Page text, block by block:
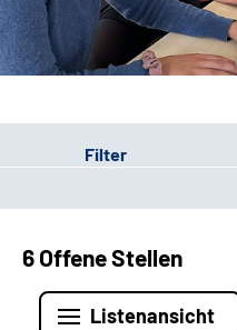
Leichte Sprache
Gebärdensprache
Filter
6 Offene Stellen
Listenansicht